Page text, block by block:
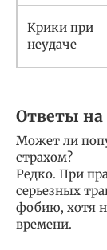
Крики при
неудаче
Ответы на
Может ли
страхом?
Редко. При
серьезных
фобию, хотя
времени.